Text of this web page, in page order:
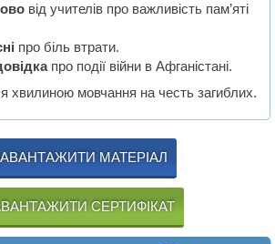
від учителів про важливість пам’яті
про біль втрати.
про події війни в Афганістані.
хвилиною мовчання на честь загиблих.
МАТЕРІАЛ
СЕРТИФІКАТ